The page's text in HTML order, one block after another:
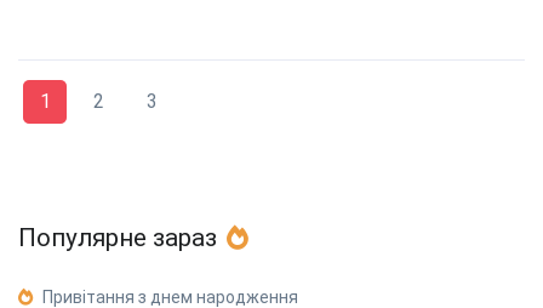
1 2 3
Популярне зараз
Привітання з днем народження